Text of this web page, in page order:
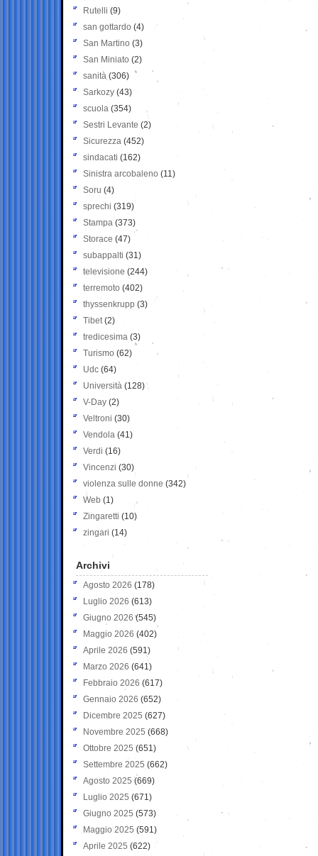
Rutelli (9)
san gottardo (4)
San Martino (3)
San Miniato (2)
sanità (306)
Sarkozy (43)
scuola (354)
Sestri Levante (2)
Sicurezza (452)
sindacati (162)
Sinistra arcobaleno (11)
Soru (4)
sprechi (319)
Stampa (373)
Storace (47)
subappalti (31)
televisione(244)
terremoto (402)
thyssenkrupp (3)
Tibet(2)
tredicesima (3)
Turismo (62)
Udc (64)
Università (128)
V-Day (2)
Veltroni (30)
Vendola (41)
Verdi (16)
Vincenzi (30)
violenza sulle donne (342)
Web (1)
Zingaretti (10)
zingari (14)
Archivi
Agosto 2026 (178)
Luglio 2026 (613)
Giugno 2026 (545)
Maggio 2026 (402)
Aprile 2026 (591)
Marzo 2026 (641)
Febbraio 2026 (617)
Gennaio 2026 (652)
Dicembre 2025 (627)
Novembre 2025 (668)
Ottobre 2025 (651)
Settembre 2025 (662)
Agosto 2025 (669)
Luglio 2025 (671)
Giugno 2025 (573)
Maggio 2025 (591)
Aprile 2025 (622)